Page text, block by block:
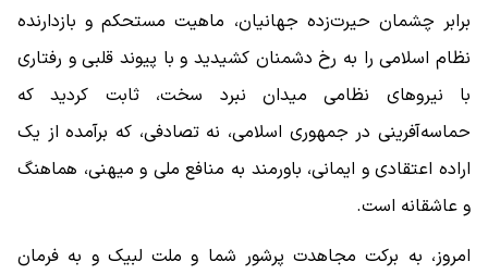
برابر چشمان حیرت‌زده جهانیان، ماهیت مستحکم و بازدارنده
نظام اسلامی را به رخ دشمنان کشیدید و با پیوند قلبی و رفتاری
با نیروهای نظامی میدان نبرد سخت، ثابت کردید که
حماسه‌آفرینی در جمهوری اسلامی، نه تصادفی، که برآمده از یک
اراده اعتقادی و ایمانی، باورمند به منافع ملی و میهنی، هماهنگ
و عاشقانه است.
امروز، به برکت مجاهدت پرشور شما و ملت لبیک ‌و به فرمان